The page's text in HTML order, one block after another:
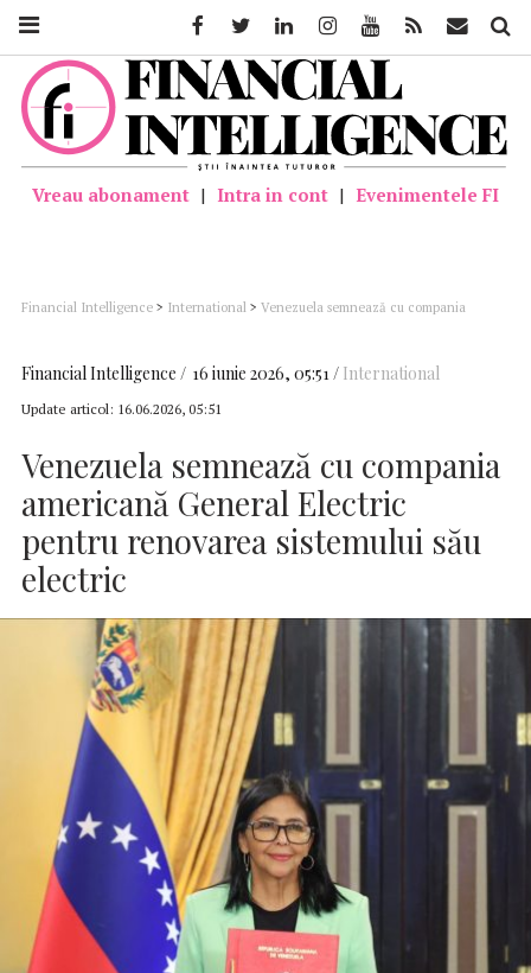
Vreau abonament | Intra in cont | Evenimentele FI
Financial Intelligence > International > Venezuela semnează cu compania
Financial Intelligence 16 iunie 2026, 05:51 International
Update articol: 16.06.2026, 05:51
Venezuela semnează cu compania
americană General Electric
pentru renovarea sistemului său
electric
FacebookTwitter LinkedinInstagramYoutube Feed Mail